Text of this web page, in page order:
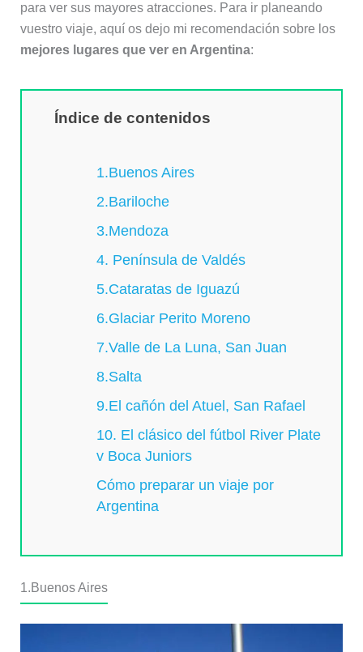
para ver sus mayores atracciones. Para ir planeando
vuestro viaje, aquí os dejo mi recomendación sobre los
mejores lugares que ver en Argentina:
Índice de contenidos
1.Buenos Aires
2.Bariloche
3.Mendoza
4. Península de Valdés
5.Cataratas de Iguazú
6.Glaciar Perito Moreno
7.Valle de La Luna, San Juan
8.Salta
9.El cañón del Atuel, San Rafael
10. El clásico del fútbol River Plate
v Boca Juniors
Cómo preparar un viaje por
Argentina
1.Buenos Aires